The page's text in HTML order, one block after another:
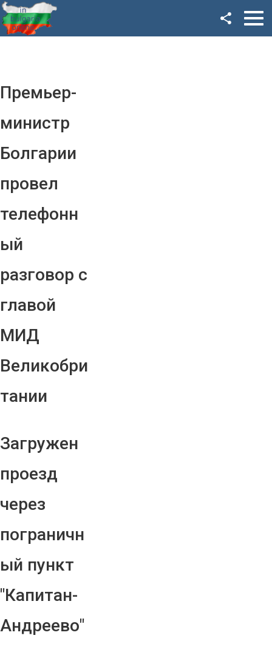
Премьер-
министр
Болгарии
провел
телефонн
ый
разговор с
главой
МИД
Великобри
тании
Загружен
проезд
через
пограничн
ый пункт
"Капитан-
Андреево"